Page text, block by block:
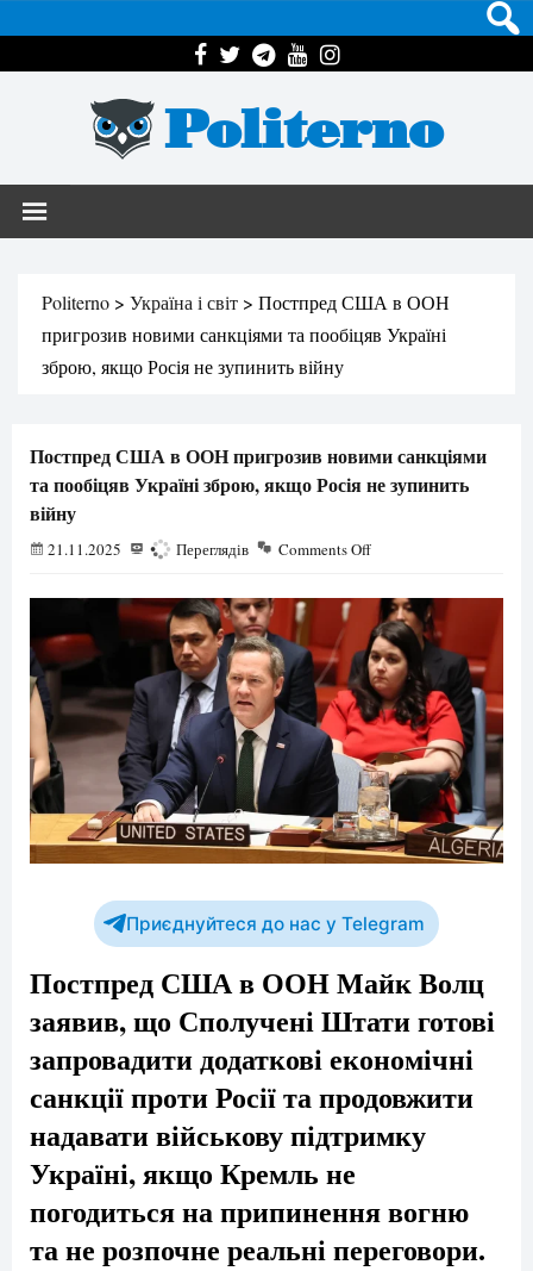
Politerno
Politerno > Україна і світ > Постпред США в ООН
пригрозив новими санкціями та пообіцяв Україні
зброю, якщо Росія не зупинить війну
Постпред США в ООН пригрозив новими санкціями
та пообіцяв Україні зброю, якщо Росія не зупинить
війну
21.11.2025 427 Переглядів Comments Off
Приєднуйтеся до нас у Telegram
Постпред США в ООН Майк Волц
заявив, що Сполучені Штати готові
запровадити додаткові економічні
санкції проти Росії та продовжити
надавати військову підтримку
Україні, якщо Кремль не
погодиться на припинення вогню
та не розпочне реальні переговори.